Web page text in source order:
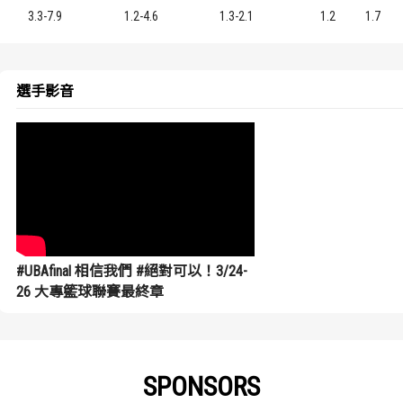
3.3-7.9 1.2-4.6 1.3-2.1 1.2 1.7
選手影音
#UBAfinal 相信我們 #絕對可以！3/24-
26 大專籃球聯賽最終章
SPONSORS